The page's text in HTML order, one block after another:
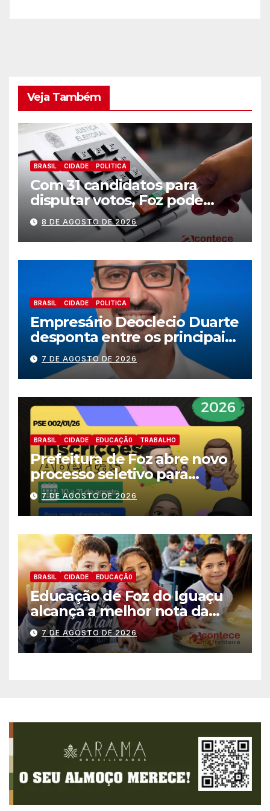
Veja Também
BRASIL CIDADE POLITICA
Com 31 candidatos para
disputar votos, Foz pode
perder representatividade
8 DE AGOSTO DE 2026
BRASIL CIDADE POLITICA
Empresário Deoclecio Duarte
desponta entre os principais
nomes do União Brasil para
deputado estadual
7 DE AGOSTO DE 2026
BRASIL CIDADE EDUCAÇÃ0 TRABALHO
Prefeitura de Foz abre novo
processo seletivo para
estagiários
7 DE AGOSTO DE 2026
BRASIL CIDADE EDUCAÇÃ0
Educação de Foz do Iguaçu
alcança a melhor nota da
história no IDEB
7 DE AGOSTO DE 2026